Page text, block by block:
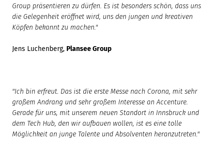
Group präsentieren zu dürfen. Es ist besonders schön, dass uns
die Gelegenheit eröffnet wird, uns den jungen und kreativen
Köpfen bekannt zu machen."
Jens Luchenberg, Plansee Group
"Ich bin erfreut. Das ist die erste Messe nach Corona, mit sehr
großem Andrang und sehr großem Interesse an Accenture.
Gerade für uns, mit unserem neuen Standort in Innsbruck und
dem Tech Hub, den wir aufbauen wollen, ist es eine tolle
Möglichkeit an junge Talente und Absolventen heranzutreten."